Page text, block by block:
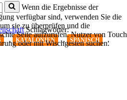
Wenn die Ergebnisse der
verfügbar sind, verwenden Sie die
sie zu überprüfen und die
Seite aufzurufen. Nutzer von
oder mit Wischgesten suchen.
Schlagwörter:
, KATALONIEN , SPANISCH ,